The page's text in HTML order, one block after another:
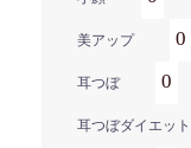
美アップ 0
耳つぼ 0
耳つぼダイエット